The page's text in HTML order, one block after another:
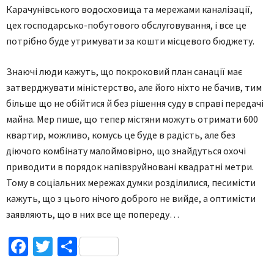
Карачунівського водосховища та мережами каналізації,
цех господарсько-побутового обслуговування, і все це
потрібно буде утримувати за кошти місцевого бюджету.
Знаючі люди кажуть, що покроковий план санації має
затверджувати міністерство, але його ніхто не бачив, тим
більше що не обійтися й без рішення суду в справі передачі
майна. Мер пише, що тепер містяни можуть отримати 600
квартир, можливо, комусь це буде в радість, але без
діючого комбінату малоймовірно, що знайдуться охочі
приводити в порядок напівзруйновані квадратні метри.
Тому в соціальних мережах думки розділилися, песимісти
кажуть, що з цього нічого доброго не вийде, а оптимісти
заявляють, що в них все ще попереду…
Facebook
TwitterПоділитися